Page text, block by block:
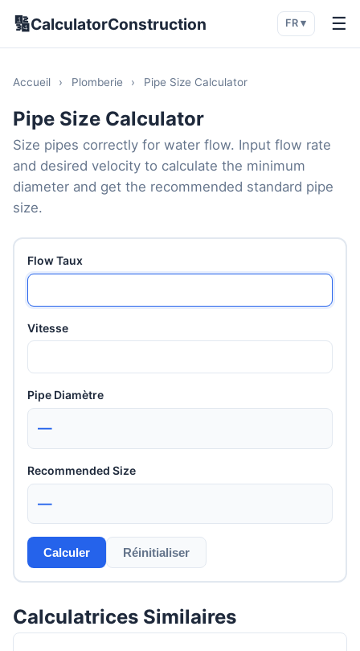
🔢CalculatorConstruction FR ▾ ☰
Accueil › Plomberie › Pipe Size Calculator
Pipe Size Calculator
Size pipes correctly for water flow. Input flow rate
and desired velocity to calculate the minimum
diameter and get the recommended standard pipe
size.
Flow Taux
Vitesse
Pipe Diamètre
—
Recommended Size
—
Calculer Réinitialiser
Calculatrices Similaires